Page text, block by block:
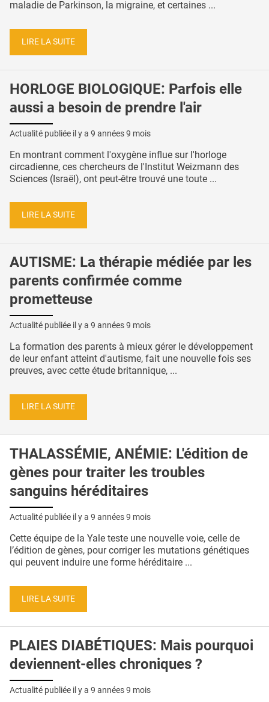
maladie de Parkinson, la migraine, et certaines ...
LIRE LA SUITE
HORLOGE BIOLOGIQUE: Parfois elle
aussi a besoin de prendre l'air
Actualité publiée il y a 9 années 9 mois
En montrant comment l'oxygène influe sur l'horloge
circadienne, ces chercheurs de l'Institut Weizmann des
Sciences (Israël), ont peut-être trouvé une toute ...
LIRE LA SUITE
AUTISME: La thérapie médiée par les
parents confirmée comme
prometteuse
Actualité publiée il y a 9 années 9 mois
La formation des parents à mieux gérer le développement
de leur enfant atteint d'autisme, fait une nouvelle fois ses
preuves, avec cette étude britannique, ...
LIRE LA SUITE
THALASSÉMIE, ANÉMIE: L'édition de
gènes pour traiter les troubles
sanguins héréditaires
Actualité publiée il y a 9 années 9 mois
Cette équipe de la Yale teste une nouvelle voie, celle de
l’édition de gènes, pour corriger les mutations génétiques
qui peuvent induire une forme héréditaire ...
LIRE LA SUITE
PLAIES DIABÉTIQUES: Mais pourquoi
deviennent-elles chroniques ?
Actualité publiée il y a 9 années 9 mois